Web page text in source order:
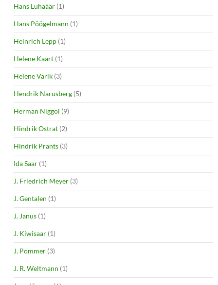
Hans Luhaäär (1)
Hans Pöögelmann (1)
Heinrich Lepp (1)
Helene Kaart (1)
Helene Varik (3)
Hendrik Narusberg (5)
Herman Niggol (9)
Hindrik Ostrat (2)
Hindrik Prants (3)
Ida Saar (1)
J. Friedrich Meyer (3)
J. Gentalen (1)
J. Janus (1)
J. Kiwisaar (1)
J. Pommer (3)
J. R. Weltmann (1)